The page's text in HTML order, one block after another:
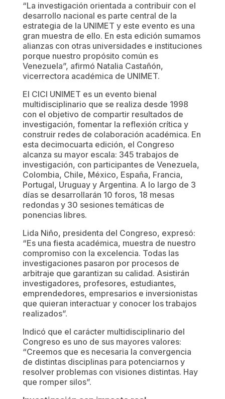
“La investigación orientada a contribuir con el
desarrollo nacional es parte central de la
estrategia de la UNIMET y este evento es una
gran muestra de ello. En esta edición sumamos
alianzas con otras universidades e instituciones
porque nuestro propósito común es
Venezuela”, afirmó Natalia Castañón,
vicerrectora académica de UNIMET.
El CICI UNIMET es un evento bienal
multidisciplinario que se realiza desde 1998
con el objetivo de compartir resultados de
investigación, fomentar la reflexión crítica y
construir redes de colaboración académica. En
esta decimocuarta edición, el Congreso
alcanza su mayor escala: 345 trabajos de
investigación, con participantes de Venezuela,
Colombia, Chile, México, España, Francia,
Portugal, Uruguay y Argentina. A lo largo de 3
días se desarrollarán 10 foros, 18 mesas
redondas y 30 sesiones temáticas de
ponencias libres.
Lida Niño, presidenta del Congreso, expresó:
“Es una fiesta académica, muestra de nuestro
compromiso con la excelencia. Todas las
investigaciones pasaron por procesos de
arbitraje que garantizan su calidad. Asistirán
investigadores, profesores, estudiantes,
emprendedores, empresarios e inversionistas
que quieran interactuar y conocer los trabajos
realizados”.
Indicó que el carácter multidisciplinario del
Congreso es uno de sus mayores valores:
“Creemos que es necesaria la convergencia
de distintas disciplinas para potenciarnos y
resolver problemas con visiones distintas. Hay
que romper silos”.